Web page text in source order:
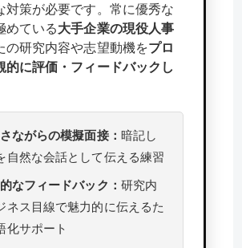
対策が必要です。常に優秀な
めている大手企業の現役人事
の研究内容や志望動機をプロ
的に評価・フィードバックし
ながらの模擬面接： 暗記し
自然な会話として伝える練習
なフィードバック： 研究内
ネス目線で魅力的に伝えるた
化サポート